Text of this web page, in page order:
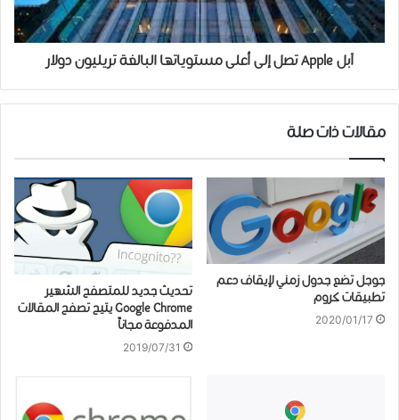
آبل Apple تصل إلى أعلى مستوياتها البالغة تريليون دولار
مقالات ذات صلة
ﺟﻮﺟﻞ تضع جدول زمني لإيقاف ﺩﻋﻢ
ﺗﻄﺒﻴﻘﺎﺕ ﻛﺮﻭﻡ
2020/01/17
تحديث جديد للمتصفح الشهير
Google Chrome يتيح ﺗﺼﻔﺢ ﺍﻟﻤﻘﺎﻻﺕ
ﺍﻟﻤﺪﻓﻮﻋﺔ ﻣﺠﺎﻧﺎً
2019/07/31